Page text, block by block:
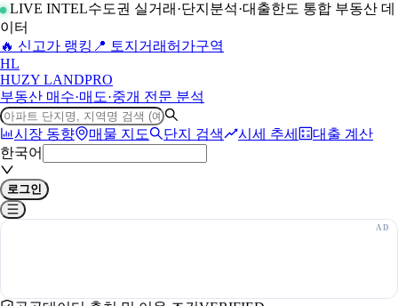
LIVE INTEL수도권 실거래·단지분석·대출한도 통합 부동산 데
이터
🔥 신고가 랭킹 📍 토지거래허가구역
HL
HUZY LANDPRO
부동산 매수·매도·중개 전문 분석
시장 동향 매물 지도 단지 검색 시세 추세
대출 계산
한국어
로그인